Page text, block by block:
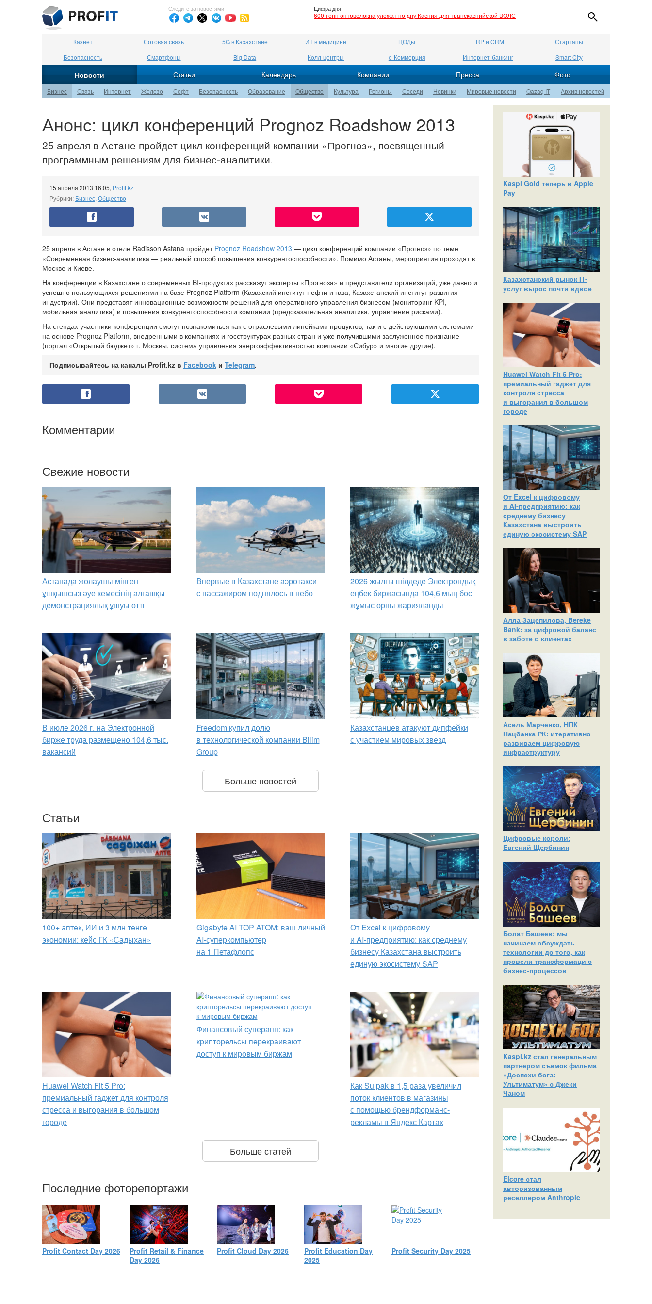
Следите за новостями Цифра дня
600 тонн оптоволокна уложат по дну Каспия для транскаспийской ВОЛС
Казнет Сотовая связь 5G в Казахстане ИТ в медицине ЦОДы ERP и CRM
Стартапы
Безопасность
Смартфоны Big Data Колл-центры е-Коммерция Интернет-банкинг Smart City
Новости Статьи Календарь Компании Пресса Фото
Бизнес Связь Интернет Железо Софт Безопасность Образование Общество Культура Регионы Соседи Новинки Мировые новости Qazaq IT Архив новостей
Анонс: цикл конференций Prognoz Roadshow 2013
25 апреля в Астане пройдет цикл конференций компании «Прогноз», посвященный
программным решениям для бизнес-аналитики.
15 апреля 2013 16:05, Profit.kz
Рубрики: Бизнес, Общество
25 апреля в Астане в отеле Radisson Astana пройдет Prognoz Roadshow 2013 — цикл конференций компании «Прогноз» по теме
«Современная бизнес-аналитика — реальный способ повышения конкурентоспособности». Помимо Астаны, мероприятия проходят в
Москве и Киеве.
На конференции в Казахстане о современных BI-продуктах расскажут эксперты «Прогноза» и представители организаций, уже давно и
успешно пользующихся решениями на базе Prognoz Platform (Казахский институт нефти и газа, Казахстанский институт развития
индустрии). Они представят инновационные возможности решений для оперативного управления бизнесом (мониторинг KPI,
мобильная аналитика) и повышения конкурентоспособности компании (предсказательная аналитика, управление рисками).
На стендах участники конференции смогут познакомиться как с отраслевыми линейками продуктов, так и с действующими системами
на основе Prognoz Platform, внедренными в компаниях и госструктурах разных стран и уже получившими заслуженное признание
(портал «Открытый бюджет» г. Москвы, система управления энергоэффективностью компании «Сибур» и многие другие).
Подписывайтесь на каналы Profit.kz в Facebook и Telegram.
Комментарии
Свежие новости
Астанада жолаушы мінген
ұшқышсыз әуе кемесінің алғашқы
демонстрациялық ұшуы өтті
Впервые в Казахстане аэротакси
с пассажиром поднялось в небо
2026 жылғы шілдеде Электрондық
еңбек биржасында 104,6 мың бос
жұмыс орны жарияланды
В июле 2026 г. на Электронной
бирже труда размещено 104,6 тыс.
вакансий
Freedom купил долю
в технологической компании Bilim
Group
Казахстанцев атакуют дипфейки
с участием мировых звезд
Больше новостей
Статьи
100+ аптек, ИИ и 3 млн тенге
экономии: кейс ГК «Садыхан»
Gigabyte AI TOP ATOM: ваш личный
AI-суперкомпьютер
на 1 Петафлопс
От Excel к цифровому
и AI‑предприятию: как среднему
бизнесу Казахстана выстроить
единую экосистему SAP
Huawei Watch Fit 5 Pro:
премиальный гаджет для контроля
стресса и выгорания в большом
городе
Финансовый суперапп: как
крипторельсы перекраивают
доступ к мировым биржам
Как Sulpak в 1,5 раза увеличил
поток клиентов в магазины
с помощью брендформанс-
рекламы в Яндекс Картах
Больше статей
Последние фоторепортажи
Profit Contact Day 2026
Profit Retail & Finance
Day 2026
Profit Cloud Day 2026
Profit Education Day
2025
Profit Security Day 2025
Kaspi Gold теперь в Apple
Pay
Казахстанский рынок IT-
услуг вырос почти вдвое
Huawei Watch Fit 5 Pro:
премиальный гаджет для
контроля стресса
и выгорания в большом
городе
От Excel к цифровому
и AI‑предприятию: как
среднему бизнесу
Казахстана выстроить
единую экосистему SAP
Алла Зацепилова, Bereke
Bank: за цифровой баланс
в заботе о клиентах
Асель Марченко, НПК
Нацбанка РК: итеративно
развиваем цифровую
инфраструктуру
Цифровые короли:
Евгений Щербинин
Болат Башеев: мы
начинаем обсуждать
технологии до того, как
провели трансформацию
бизнес-процессов
Kaspi.kz стал генеральным
партнером съемок фильма
«Доспехи бога:
Ультиматум» с Джеки
Чаном
Elcore стал
авторизованным
реселлером Anthropic